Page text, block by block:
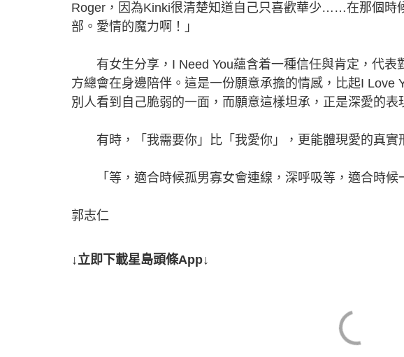
Roger，因為Kinki很清楚知道自己只喜歡華少……在那個時
部。愛情的魔力啊！」
有女生分享，I Need You蘊含着一種信任與肯定，代表
方總會在身邊陪伴。這是一份願意承擔的情感，比起I Love
別人看到自己脆弱的一面，而願意這樣坦承，正是深愛的表
有時，「我需要你」比「我愛你」，更能體現愛的真實
「等，適合時候孤男寡女會連線，深呼吸等，適合時候
郭志仁
↓立即下載星島頭條App↓